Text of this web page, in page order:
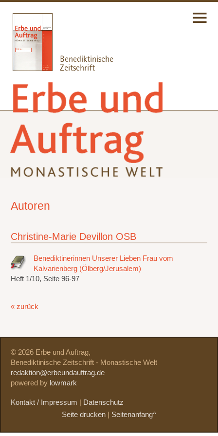
Autoren
Christine-Marie Devillon OSB
Benediktinerinnen Unserer Lieben Frau vom
Kalvarienberg (Ölberg/Jerusalem)
Heft 1/10, Seite 96-97
« zurück
© 2026 Erbe und Auftrag,
Benediktinische Zeitschrift - Monastische Welt
redaktion@erbeundauftrag.de
powered by lowmark
Kontakt / Impressum
Datenschutz
Seite drucken
Seitenanfang^